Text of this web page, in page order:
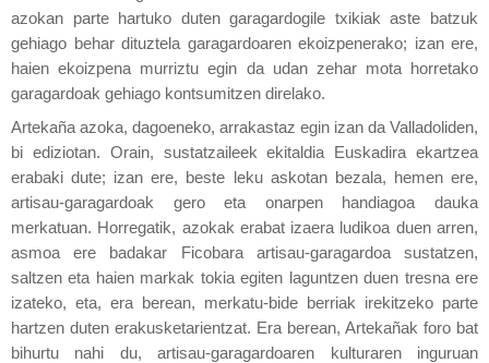
azokan parte hartuko duten garagardogile txikiak aste batzuk
gehiago behar dituztela garagardoaren ekoizpenerako; izan ere,
haien ekoizpena murriztu egin da udan zehar mota horretako
garagardoak gehiago kontsumitzen direlako.
Artekaña azoka, dagoeneko, arrakastaz egin izan da Valladoliden,
bi ediziotan.
Orain, sustatzaileek ekitaldia Euskadira ekartzea
erabaki dute; izan ere, beste leku askotan bezala, hemen ere,
artisau-garagardoak gero eta onarpen handiagoa dauka
merkatuan. Horregatik, azokak erabat izaera ludikoa duen arren,
asmoa ere badakar Ficobara artisau-garagardoa sustatzen,
saltzen eta haien markak tokia egiten laguntzen duen tresna ere
izateko, eta, era berean, merkatu-bide berriak irekitzeko parte
hartzen duten erakusketarientzat. Era berean, Artekañak foro bat
bihurtu nahi du, artisau-garagardoaren kulturaren inguruan